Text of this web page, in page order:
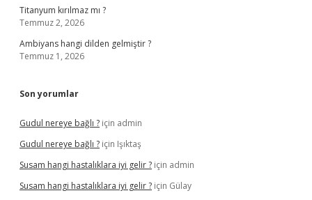
Titanyum kırılmaz mı ?
Temmuz 2, 2026
Ambiyans hangi dilden gelmiştir ?
Temmuz 1, 2026
Son yorumlar
Gudul nereye bağlı ? için admin
Gudul nereye bağlı ? için Işıktaş
Susam hangi hastalıklara iyi gelir ? için admin
Susam hangi hastalıklara iyi gelir ? için Gülay